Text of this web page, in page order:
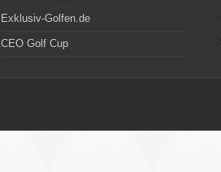
Exklusiv-Golfen.de
CEO Golf Cup